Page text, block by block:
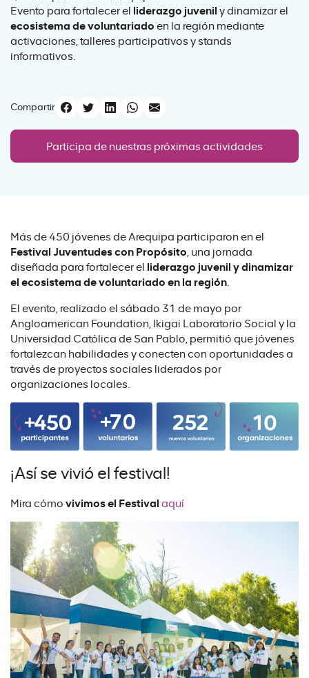
Evento para fortalecer el liderazgo juvenil y dinamizar el
ecosistema de voluntariado en la región mediante
activaciones, talleres participativos y stands
informativos.
Compartir
Participa de nuestras próximas actividades
Más de 450 jóvenes de Arequipa participaron en el
Festival Juventudes con Propósito , una jornada
diseñada para fortalecer el liderazgo juvenil y dinamizar
el ecosistema de voluntariado en la región
El evento, realizado el sábado 31 de mayo por
Angloamerican Foundation, Ikigai Laboratorio Social y la
Universidad Católica de San Pablo, permitió que jóvenes
fortalezcan habilidades y conecten con oportunidades a
través de proyectos sociales liderados por
organizaciones locales.
¡Así se vivió el festival!
Mira cómo vivimos el Festival aquí